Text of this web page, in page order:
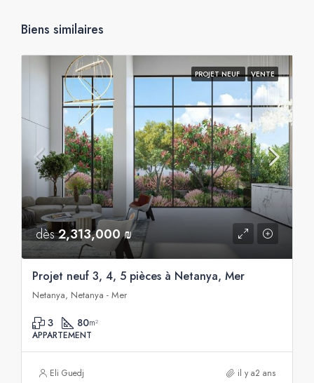
Biens similaires
PROJET NEUF VENTE
dès2,313,000 ₪
Projet neuf 3, 4, 5 pièces à Netanya, Mer
Netanya, Netanya - Mer
3 80m²
APPARTEMENT
Eli Guedj il y a2 ans